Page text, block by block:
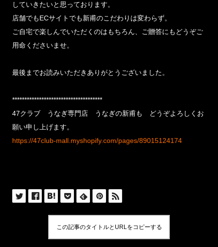
していきたいと思っております。
店舗でもECサイトでも新甫のこだわりは変わらず。
ご自宅で楽しんでいただくのはもちろん、ご贈答にもどうぞご
用命くださいませ。
最後までお読みいただきありがとうございました。
*************************************
47クラブ うなぎ専門店 うなぎの新甫も どうぞよろしくお
願い申し上げます。
https://47club-mall.myshopify.com/pages/89015124174
この記事のタイトルとURLをコピーする